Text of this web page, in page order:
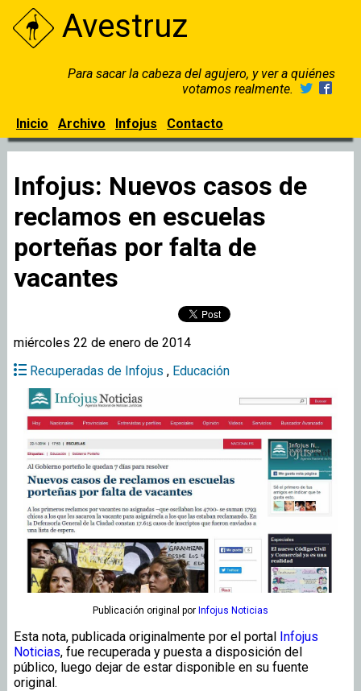
Avestruz
Para sacar la cabeza del agujero, y ver a quiénes
votamos realmente.
Inicio Archivo Infojus Contacto
Infojus: Nuevos casos de
reclamos en escuelas
porteñas por falta de
vacantes
miércoles 22 de enero de 2014
Recuperadas de Infojus , Educación
Publicación original por Infojus Noticias
Esta nota, publicada originalmente por el portal Infojus
Noticias, fue recuperada y puesta a disposición del
público, luego dejar de estar disponible en su fuente
original.